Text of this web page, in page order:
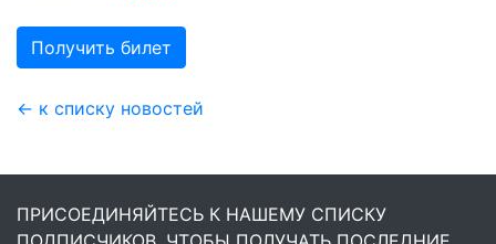
Получить билет
← к списку новостей
ПРИСОЕДИНЯЙТЕСЬ К НАШЕМУ СПИСКУ